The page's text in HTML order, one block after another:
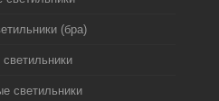
(бра)
светильники